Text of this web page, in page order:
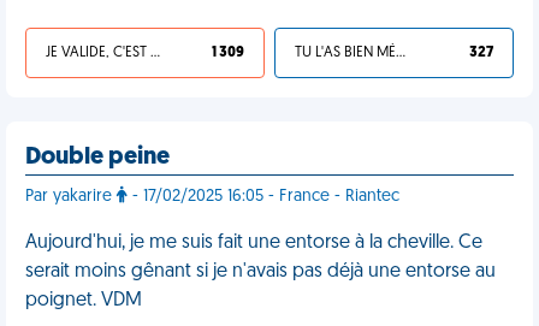
JE VALIDE, C'EST UNE VDM 1 309 TU L'AS BIEN MÉRITÉ 327
Double peine
Par yakarire - 17/02/2025 16:05 - France - Riantec
Aujourd'hui, je me suis fait une entorse à la cheville. Ce
serait moins gênant si je n'avais pas déjà une entorse au
poignet. VDM